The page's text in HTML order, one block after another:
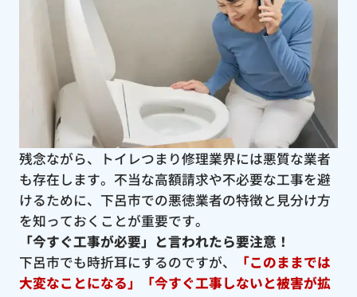
残念ながら、トイレつまり修理業界には悪質な業者
も存在します。不当な高額請求や不必要な工事を避
けるために、下呂市での悪徳業者の特徴と見分け方
を知っておくことが重要です。
「今すぐ工事が必要」と言われたら要注意！
下呂市でも時折耳にするのですが、
「このままでは
大変なことになる」「今すぐ工事しないと被害が拡